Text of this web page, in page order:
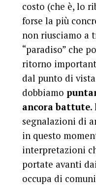
costo (che è, lo
forse la più
non riusciamo a
“paradiso” che
ritorno
dal punto di
dobbiamo
ancora battute.
segnalazioni di
in questo
interpretazioni
portate avanti
occupa di